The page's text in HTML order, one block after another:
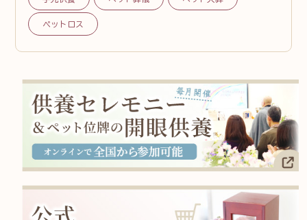
ペットロス